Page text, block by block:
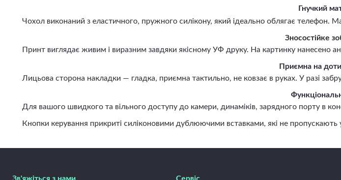
Гнучкий
Чохол виконаний з еластичного, пружного силікону, який ідеально облягає телефон.
Зносостійке
Принт виглядає живим і виразним завдяки якісному УФ друку. На картинку нанесено
Приємна на
Лицьова сторона накладки — гладка, приємна тактильно, не ковзає в руках. У разі
Для вашого швидкого та вільного доступу до камери, динаміків, зарядного порту в
Кнопки керування прикриті силіконовими дублюючими вставками, які не пропускають